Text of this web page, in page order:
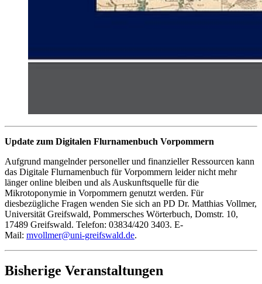
Update zum Digitalen Flurnamenbuch Vorpommern
Aufgrund mangelnder personeller und finanzieller Ressourcen kann
das Digitale Flurnamenbuch für Vorpommern leider nicht mehr
länger online bleiben und als Auskunftsquelle für die
Mikrotoponymie in Vorpommern genutzt werden. Für
diesbezügliche Fragen wenden Sie sich an PD Dr. Matthias Vollmer,
Universität Greifswald, Pommersches Wörterbuch, Domstr. 10,
17489 Greifswald. Telefon: 03834/420 3403. E-
Mail: mvollmer@uni-greifswald.de.
Bisherige Veranstaltungen